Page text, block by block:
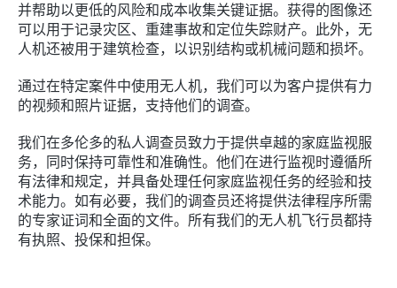
并帮助以更低的风险和成本收集关键证据。获得的图像还
可以用于记录灾区、重建事故和定位失踪财产。此外，无
人机还被用于建筑检查，以识别结构或机械问题和损坏。
通过在特定案件中使用无人机，我们可以为客户提供有力
的视频和照片证据，支持他们的调查。
我们在多伦多的私人调查员致力于提供卓越的家庭监视服
务，同时保持可靠性和准确性。他们在进行监视时遵循所
有法律和规定，并具备处理任何家庭监视任务的经验和技
术能力。如有必要，我们的调查员还将提供法律程序所需
的专家证词和全面的文件。所有我们的无人机飞行员都持
有执照、投保和担保。